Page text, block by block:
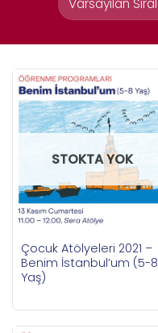
STOKTA YOK
Çocuk Atölyeleri 2021 –
Benim İstanbul’um (5-8
Yaş)